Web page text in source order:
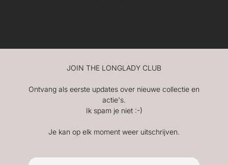
JOIN THE LONGLADY CLUB
Ontvang als eerste updates over nieuwe collectie en
actie's.
Ik spam je niet :-)
Je kan op elk moment weer uitschrijven.